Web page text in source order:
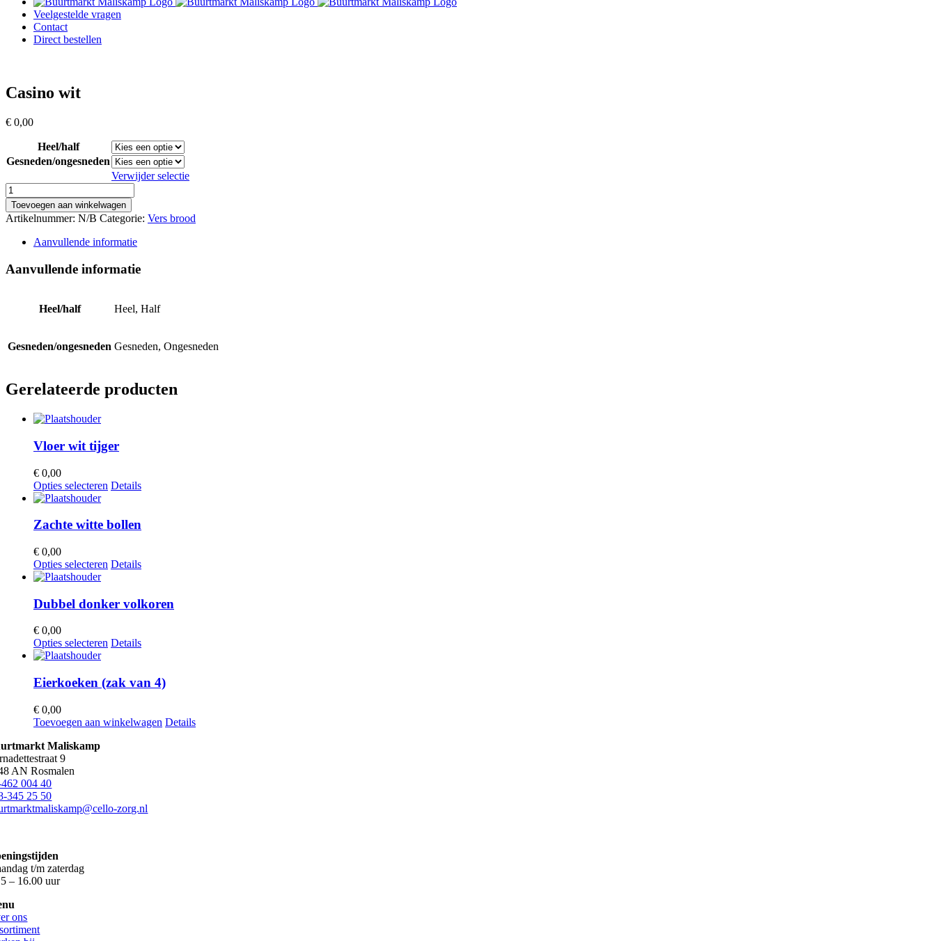
Veelgestelde vragen
Contact
Direct bestellen
Casino wit
€ 0,00
Heel/half
Gesneden/ongesneden
Verwijder selectie
Casino
wit
aantal
Toevoegen aan winkelwagen
Artikelnummer: N/B Categorie: Vers brood
Aanvullende informatie
Aanvullende informatie
Heel/half Heel, Half
Gesneden/ongesneden Gesneden, Ongesneden
Gerelateerde producten
Vloer wit tijger
€ 0,00
Opties selecteren Dit
meerdere
optie
kan
worden
op
Details
Zachte witte bollen
€ 0,00
Opties selecteren Dit
meerdere
variaties.
optie
kan
worden
op
Details
Dubbel donker volkoren
€ 0,00
Opties selecteren Dit
meerdere
variaties.
optie
kan
Details
Eierkoeken (zak van 4)
€ 0,00
Toevoegen aan winkelwagen Details
Maliskamp
9
AN Rosmalen
004 40
345 25 50
zorg.nl
t/m zaterdag
– 16.00 uur
ons